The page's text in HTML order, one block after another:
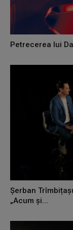
Petrecerea lui
Șerban
„Acum și...